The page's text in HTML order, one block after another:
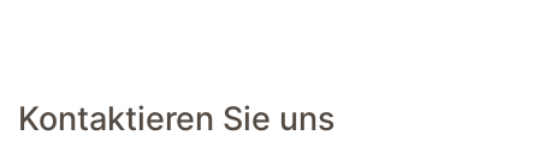
Kontaktieren Sie uns